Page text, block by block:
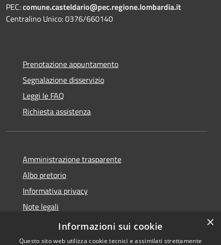
PEC:comune.casteldario@pec.regione.lombardia.it
Centralino Unico: 0376/660140
Prenotazione appuntamento
Segnalazione disservizio
Leggi le FAQ
Richiesta assistenza
Amministrazione trasparente
Albo pretorio
Informativa privacy
Note legali
Dichiarazione di accessibilità
×
Informazioni sui cookie
Questo sito web utilizza cookie tecnici e assimilati strettamente